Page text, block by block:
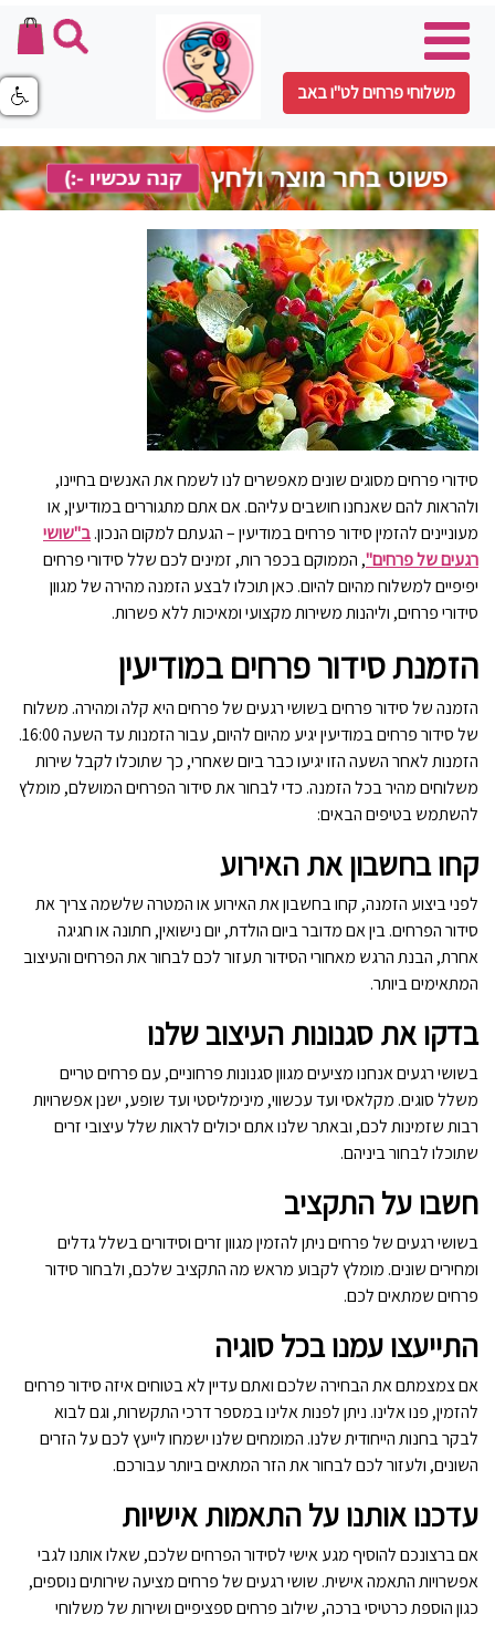
משלוחי פרחים לט"ו באב
סידורי פרחים מסוגים שונים מאפשרים לנו לשמח את האנשים בחיינו,
ולהראות להם שאנחנו חושבים עליהם. אם אתם מתגוררים במודיעין, או
מעוניינים להזמין סידור פרחים במודיעין – הגעתם למקום הנכון.ב"שושי
רגעים של פרחים", הממוקם בכפר רות, זמינים לכם שלל סידורי פרחים
יפיפיים למשלוח מהיום להיום. כאן תוכלו לבצע הזמנה מהירה של מגוון
סידורי פרחים, וליהנות משירות מקצועי ומאיכות ללא פשרות.
הזמנת סידור פרחים במודיעין
הזמנה של סידור פרחים בשושי רגעים של פרחים היא קלה ומהירה. משלוח
של סידור פרחים במודיעין יגיע מהיום להיום, עבור הזמנות עד השעה 16:00.
הזמנות לאחר השעה הזו יגיעו כבר ביום שאחרי, כך שתוכלו לקבל שירות
משלוחים מהיר בכל הזמנה. כדי לבחור את סידור הפרחים המושלם, מומלץ
להשתמש בטיפים הבאים:
קחו בחשבון את האירוע
לפני ביצוע הזמנה, קחו בחשבון את האירוע או המטרה שלשמה צריך את
סידור הפרחים. בין אם מדובר ביום הולדת, יום נישואין, חתונה או חגיגה
אחרת, הבנת הרגש מאחורי הסידור תעזור לכם לבחור את הפרחים והעיצוב
המתאימים ביותר.
בדקו את סגנונות העיצוב שלנו
בשושי רגעים אנחנו מציעים מגוון סגנונות פרחוניים, עם פרחים טריים
משלל סוגים. מקלאסי ועד עכשווי, מינימליסטי ועד שופע, ישנן אפשרויות
רבות שזמינות לכם, ובאתר שלנו אתם יכולים לראות שלל עיצובי זרים
שתוכלו לבחור ביניהם.
חשבו על התקציב
בשושי רגעים של פרחים ניתן להזמין מגוון זרים וסידורים בשלל גדלים
ומחירים שונים. מומלץ לקבוע מראש מה התקציב שלכם, ולבחור סידור
פרחים שמתאים לכם.
התייעצו עמנו בכל סוגיה
אם צמצמתם את הבחירה שלכם ואתם עדיין לא בטוחים איזה סידור פרחים
להזמין, פנו אלינו. ניתן לפנות אלינו במספר דרכי התקשרות, וגם לבוא
לבקר בחנות הייחודית שלנו. המומחים שלנו ישמחו לייעץ לכם על הזרים
השונים, ולעזור לכם לבחור את הזר המתאים ביותר עבורכם.
עדכנו אותנו על התאמות אישיות
אם ברצונכם להוסיף מגע אישי לסידור הפרחים שלכם, שאלו אותנו לגבי
אפשרויות התאמה אישית. שושי רגעים של פרחים מציעה שירותים נוספים,
כגון הוספת כרטיסי ברכה, שילוב פרחים ספציפיים ושירות של משלוחי